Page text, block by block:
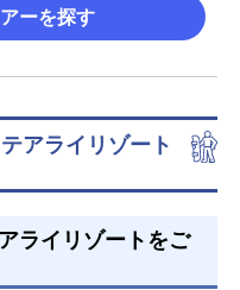
ーを探す
アライリゾート
ライリゾートをご